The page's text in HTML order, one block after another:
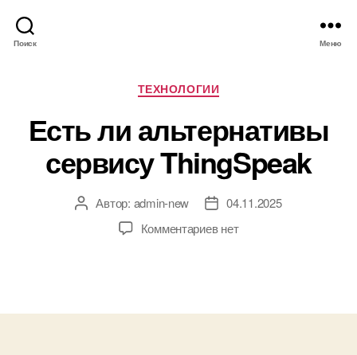
Поиск Меню
Р
у
б
р
и
к
ТЕХНОЛОГИИ
Есть ли альтернативы
сервису ThingSpeak
А Автор: admin-new
Д
т
04.11.2025
Комментариевк
с
нет